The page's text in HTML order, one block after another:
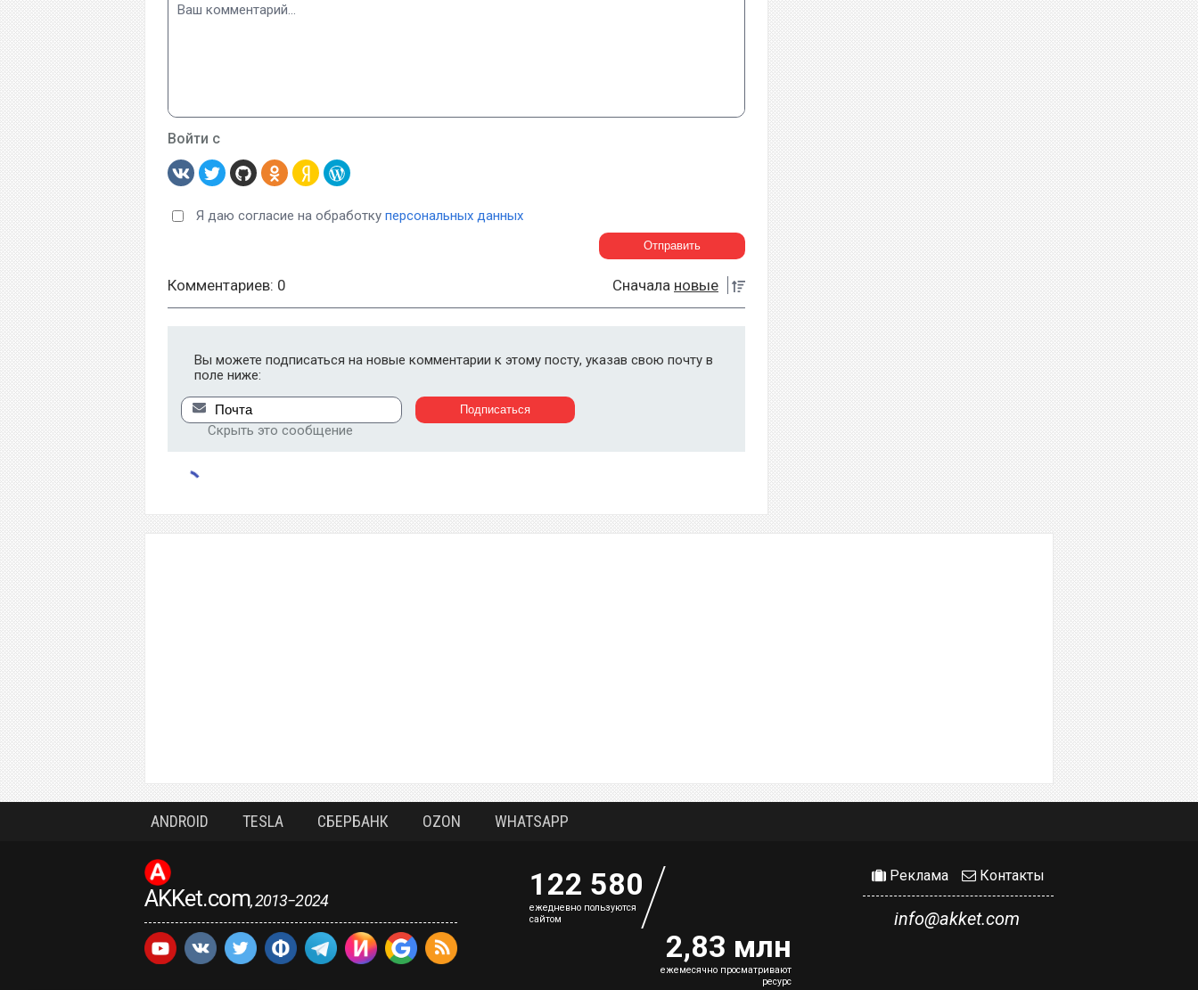
Войти с
Я даю согласие на обработку персональных данных
Комментариев: 0 Сначала новые
Вы можете подписаться на новые комментарии к этому посту, указав свою почту в
поле ниже:
Скрыть это сообщение
ANDROID TESLA СБЕРБАНК OZON WHATSAPP
Реклама Контакты
info@akket.com
122 580
eжедневно пользуются
сайтом
2,83 млн
ежемесячно просматривают
ресурс
AKKet.com, 2013−2024